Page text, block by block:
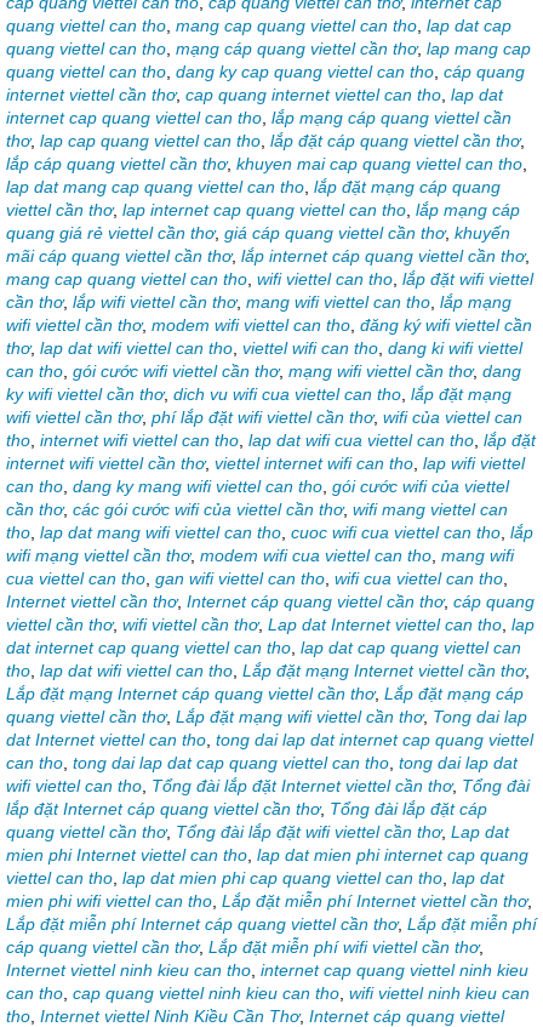
quang viettel can tho mang cap quang viettel can tho lap dat cap
quang viettel can tho mạng cáp quang viettel cần thơ, lap mang cap
quang viettel can tho dang ky cap quang viettel can tho cáp quang
internet viettel cần thơ, cap quang internet viettel can tho lap dat
internet cap quang viettel can tho lắp mạng cáp quang viettel cần
thơ, lap cap quang viettel can tho lắp đặt cáp quang viettel cần thơ,
lắp cáp quang viettel cần thơ, khuyen mai cap quang viettel can tho
lap dat mang cap quang viettel can tho lắp đặt mạng cáp quang
viettel cần thơ, lap internet cap quang viettel can tho lắp mạng cáp
quang giá rẻ viettel cần thơ, giá cáp quang viettel cần thơ, khuyến
mãi cáp quang viettel cần thơ, lắp internet cáp quang viettel cần thơ,
mang cap quang viettel can tho wifi viettel can tho lắp đặt wifi viettel
cần thơ, lắp wifi viettel cần thơ, mang wifi viettel can tho lắp mạng
wifi viettel cần thơ, modem wifi viettel can tho đăng ký wifi viettel cần
thơ, lap dat wifi viettel can tho viettel wifi can tho dang ki wifi viettel
can tho gói cước wifi viettel cần thơ, mạng wifi viettel cần thơ, dang
ky wifi viettel cần thơ, dich vu wifi cua viettel can tho lắp đặt mạng
wifi viettel cần thơ, phí lắp đặt wifi viettel cần thơ, wifi của viettel can
tho internet wifi viettel can tho lap dat wifi cua viettel can tho lắp đặt
internet wifi viettel cần thơ, viettel internet wifi can tho lap wifi viettel
can tho dang ky mang wifi viettel can tho gói cước wifi của viettel
cần thơ, các gói cước wifi của viettel cần thơ, wifi mang viettel can
tho lap dat mang wifi viettel can tho cuoc wifi cua viettel can tho lắp
wifi mạng viettel cần thơ, modem wifi cua viettel can tho mang wifi
cua viettel can tho gan wifi viettel can tho wifi cua viettel can tho
Internet viettel cần thơ, Internet cáp quang viettel cần thơ, cáp quang
viettel cần thơ, wifi viettel cần thơ, Lap dat Internet viettel can tho lap
dat internet cap quang viettel can tho lap dat cap quang viettel can
tho lap dat wifi viettel can tho Lắp đặt mạng Internet viettel cần thơ,
Lắp đặt mạng Internet cáp quang viettel cần thơ, Lắp đặt mạng cáp
quang viettel cần thơ, Lắp đặt mạng wifi viettel cần thơ, Tong dai lap
dat Internet viettel can tho tong dai lap dat internet cap quang viettel
can tho tong dai lap dat cap quang viettel can tho tong dai lap dat
wifi viettel can tho Tổng đài lắp đặt Internet viettel cần thơ, Tổng đài
lắp đặt Internet cáp quang viettel cần thơ, Tổng đài lắp đặt cáp
quang viettel cần thơ, Tổng đài lắp đặt wifi viettel cần thơ, Lap dat
mien phi Internet viettel can tho lap dat mien phi internet cap quang
viettel can tho lap dat mien phi cap quang viettel can tho lap dat
mien phi wifi viettel can tho Lắp đặt miễn phí Internet viettel cần thơ,
Lắp đặt miễn phí Internet cáp quang viettel cần thơ, Lắp đặt miễn phí
cáp quang viettel cần thơ, Lắp đặt miễn phí wifi viettel cần thơ,
Internet viettel ninh kieu can tho internet cap quang viettel ninh kieu
can tho cap quang viettel ninh kieu can tho wifi viettel ninh kieu can
tho Internet viettel Ninh Kiều Cần Thơ, Internet cáp quang viettel